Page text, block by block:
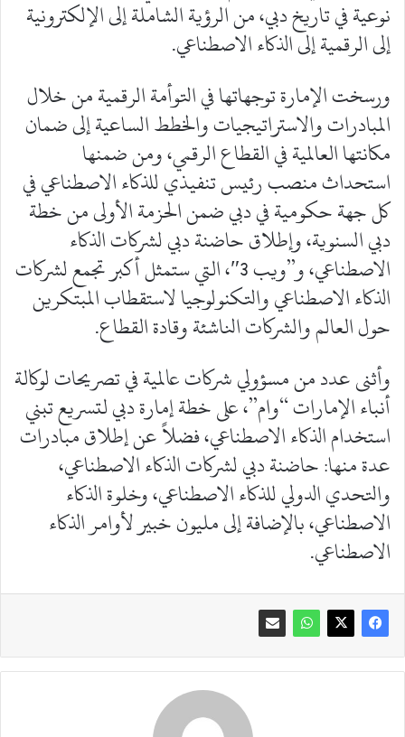
نوعية في تاريخ دبي، من الرؤية الشاملة إلى الإلكترونية
إلى الرقمية إلى الذكاء الاصطناعي.
ورسخت الإمارة توجهاتها في التوأمة الرقمية من خلال
المبادرات والاستراتيجيات والخطط الساعية إلى ضمان
مكانتها العالمية في القطاع الرقمي، ومن ضمنها
استحداث منصب رئيس تنفيذي للذكاء الاصطناعي في
كل جهة حكومية في دبي ضمن الحزمة الأولى من خطة
دبي السنوية، وإطلاق حاضنة دبي لشركات الذكاء
الاصطناعي، و”ويب 3″، التي ستمثل أكبر تجمع لشركات
الذكاء الاصطناعي والتكنولوجيا لاستقطاب المبتكرين
حول العالم والشركات الناشئة وقادة القطاع.
وأثنى عدد من مسؤولي شركات عالمية في تصريحات لوكالة
أنباء الإمارات “وام”، على خطة إمارة دبي لتسريع تبني
استخدام الذكاء الاصطناعي، فضلاً عن إطلاق مبادرات
عدة منها: حاضنة دبي لشركات الذكاء الاصطناعي،
والتحدي الدولي للذكاء الاصطناعي، وخلوة الذكاء
الاصطناعي، بالإضافة إلى مليون خبير لأوامر الذكاء
الاصطناعي.